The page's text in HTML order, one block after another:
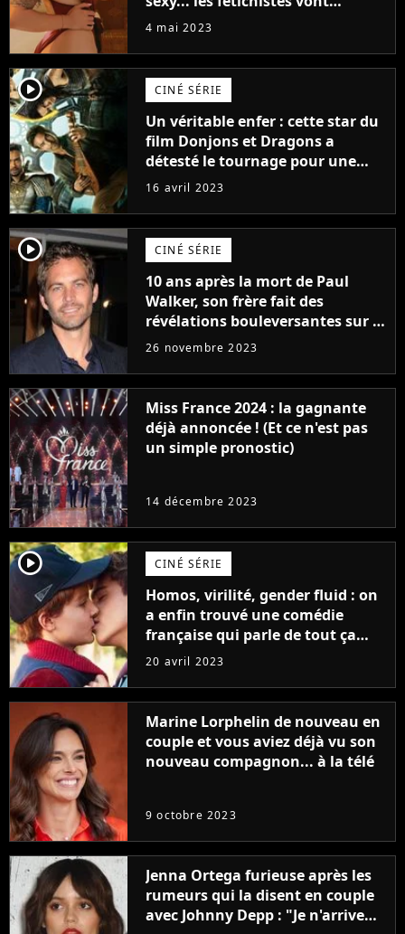
prendre leur pied !
4 mai 2023
player2 CINÉ SÉRIE
Un véritable enfer : cette star du
film Donjons et Dragons a
détesté le tournage pour une
raison très spéciale
16 avril 2023
player2 CINÉ SÉRIE
10 ans après la mort de Paul
Walker, son frère fait des
révélations bouleversantes sur la
réaction des acteurs de Fast and
26 novembre 2023
Miss France 2024 : la gagnante
déjà annoncée ! (Et ce n'est pas
un simple pronostic)
14 décembre 2023
player2 CINÉ SÉRIE
Homos, virilité, gender fluid : on
a enfin trouvé une comédie
française qui parle de tout ça
sans être super ringarde
20 avril 2023
Marine Lorphelin de nouveau en
couple et vous aviez déjà vu son
nouveau compagnon... à la télé
9 octobre 2023
Jenna Ortega furieuse après les
rumeurs qui la disent en couple
avec Johnny Depp : "Je n'arrive